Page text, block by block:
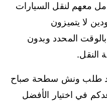
معهم لنقل السيارات
لا يتميزون
المحدد وبدون
النقل.
طلب ونش سطحة صباح
في اختيار الأفضل